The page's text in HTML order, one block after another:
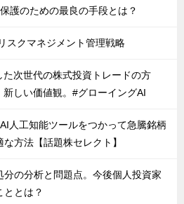
護のための最良の手段とは？
スクマネジメント管理戦略
た次世代の株式投資トレードの方
しい価値観。#グローイングAI
人工知能ツールをつかって急騰銘柄
方法【話題株セレクト】
の分析と問題点。今後個人投資家
ととは？